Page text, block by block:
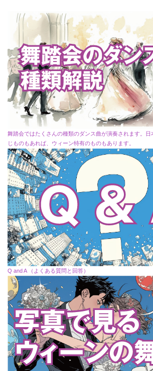
舞踏会ではたくさんの種類のダンス曲が演奏されます。
じものもあれば、ウィーン特有のものもあります。
Q and A （よくある質問と回答）